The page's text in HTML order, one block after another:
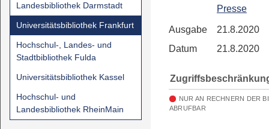
Landesbibliothek Darmstadt
Universitätsbibliothek Frankfurt
Hochschul-, Landes- und
Stadtbibliothek Fulda
Universitätsbibliothek Kassel
Hochschul- und
Landesbibliothek RheinMain
Presse
Ausgabe
21.8.2020
Datum
21.8.2020
NUR AN RECHNERN DER
ABRUFBAR